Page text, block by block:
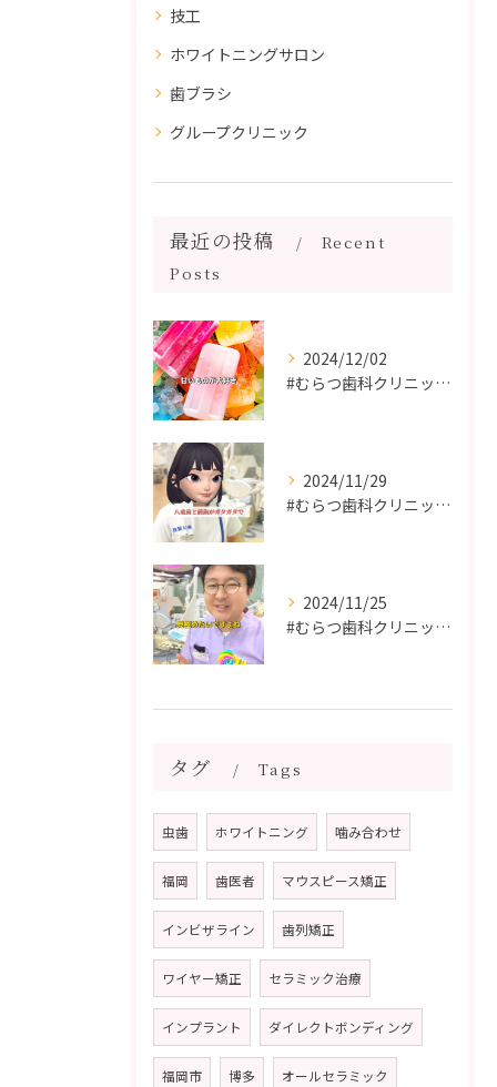
技工
ホワイトニングサロン
歯ブラシ
グループクリニック
最近の投稿
Recent
Posts
2024/12/02
#むらつ歯科クリニック #博多 #審美歯科 #短期間で治療 ...
2024/11/29
#むらつ歯科クリニック #博多 #審美歯科 #短期間で治療 ...
2024/11/25
#むらつ歯科クリニック #博多 #審美歯科 #短期間で治療 ...
タグ Tags
虫歯 ホワイトニング 噛み合わせ
福岡 歯医者 マウスピース矯正
インビザライン 歯列矯正
ワイヤー矯正 セラミック治療
インプラント ダイレクトボンディング
福岡市 博多 オールセラミック